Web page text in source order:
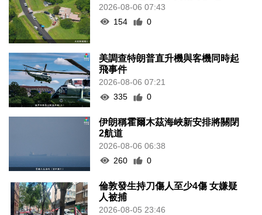
2026-08-06 07:43
154
0
美調查特朗普直升機與客機同時起
飛事件
2026-08-06 07:21
335
0
伊朗稱霍爾木茲海峽新安排將關閉
2航道
2026-08-06 06:38
260
0
倫敦發生持刀傷人至少4傷 女嫌疑
人被捕
2026-08-05 23:46